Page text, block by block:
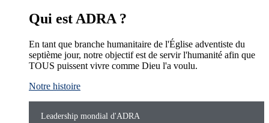
Qui est ADRA ?
En tant que branche humanitaire de l'Église adventiste du
septième jour, notre objectif est de servir l'humanité afin que
TOUS puissent vivre comme Dieu l'a voulu.
Notre histoire
Leadership mondial d'ADRA